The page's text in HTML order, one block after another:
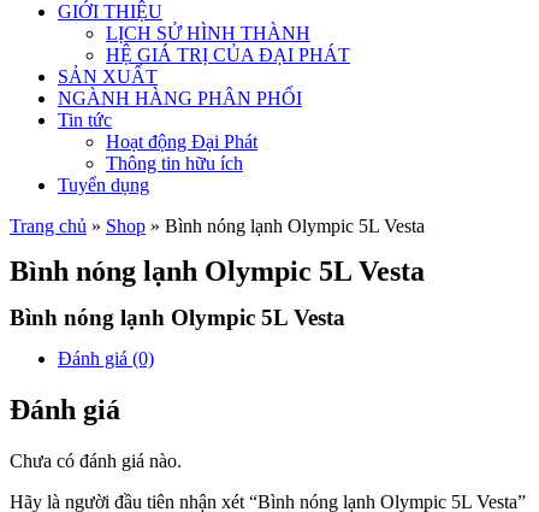
GIỚI THIỆU
LỊCH SỬ HÌNH THÀNH
HỆ GIÁ TRỊ CỦA ĐẠI PHÁT
SẢN XUẤT
NGÀNH HÀNG PHÂN PHỐI
Tin tức
Hoạt động Đại Phát
Thông tin hữu ích
Tuyển dụng
Trang chủ » Shop » Bình nóng lạnh Olympic 5L Vesta
Bình nóng lạnh Olympic 5L Vesta
Bình nóng lạnh Olympic 5L Vesta
Đánh giá (0)
Đánh giá
Chưa có đánh giá nào.
Hãy là người đầu tiên nhận xét “Bình nóng lạnh Olympic 5L Vesta”